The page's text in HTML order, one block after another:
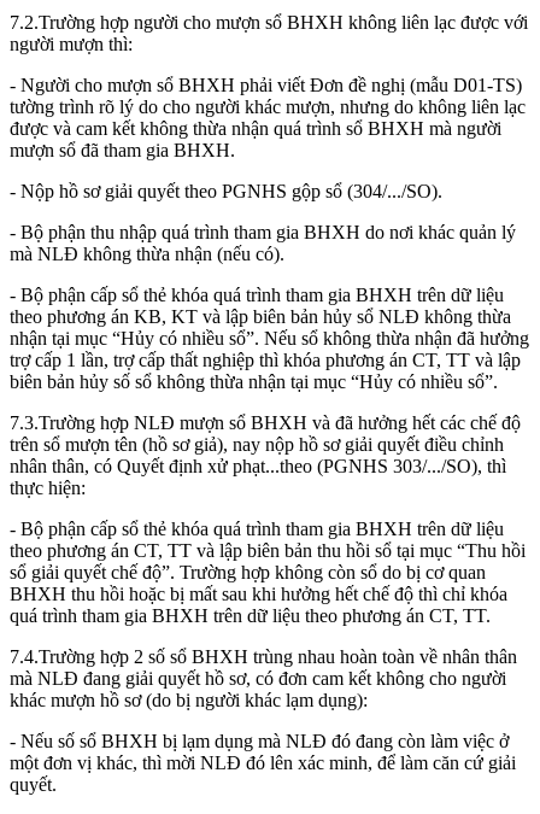
7.2.Trường hợp người cho mượn sổ BHXH không liên lạc được với
người mượn thì:
- Người cho mượn sổ BHXH phải viết Đơn đề nghị (mẫu D01-TS)
tường trình rõ lý do cho người khác mượn, nhưng do không liên lạc
được và cam kết không thừa nhận quá trình sổ BHXH mà người
mượn sổ đã tham gia BHXH.
- Nộp hồ sơ giải quyết theo PGNHS gộp sổ (304/.../SO).
- Bộ phận thu nhập quá trình tham gia BHXH do nơi khác quản lý
mà NLĐ không thừa nhận (nếu có).
- Bộ phận cấp sổ thẻ khóa quá trình tham gia BHXH trên dữ liệu
theo phương án KB, KT và lập biên bản hủy sổ NLĐ không thừa
nhận tại mục “Hủy có nhiều sổ”. Nếu sổ không thừa nhận đã hưởng
trợ cấp 1 lần, trợ cấp thất nghiệp thì khóa phương án CT, TT và lập
biên bản hủy số sổ không thừa nhận tại mục “Hủy có nhiều sổ”.
7.3.Trường hợp NLĐ mượn sổ BHXH và đã hưởng hết các chế độ
trên sổ mượn tên (hồ sơ giả), nay nộp hồ sơ giải quyết điều chỉnh
nhân thân, có Quyết định xử phạt...theo (PGNHS 303/.../SO), thì
thực hiện:
- Bộ phận cấp sổ thẻ khóa quá trình tham gia BHXH trên dữ liệu
theo phương án CT, TT và lập biên bản thu hồi sổ tại mục “Thu hồi
sổ giải quyết chế độ”. Trường hợp không còn sổ do bị cơ quan
BHXH thu hồi hoặc bị mất sau khi hưởng hết chế độ thì chỉ khóa
quá trình tham gia BHXH trên dữ liệu theo phương án CT, TT.
7.4.Trường hợp 2 số sổ BHXH trùng nhau hoàn toàn về nhân thân
mà NLĐ đang giải quyết hồ sơ, có đơn cam kết không cho người
khác mượn hồ sơ (do bị người khác lạm dụng):
- Nếu số sổ BHXH bị lạm dụng mà NLĐ đó đang còn làm việc ở
một đơn vị khác, thì mời NLĐ đó lên xác minh, để làm căn cứ giải
quyết.